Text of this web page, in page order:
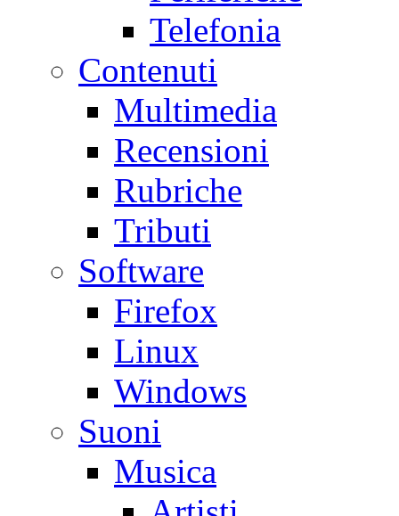
Telefonia
Contenuti
Multimedia
Recensioni
Rubriche
Tributi
Software
Firefox
Linux
Windows
Suoni
Musica